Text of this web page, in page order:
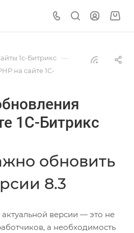
1с-Битрикс —
на сайте 1С-
1С-Битрикс
обновить
8.3
версии — это не
а необходимость